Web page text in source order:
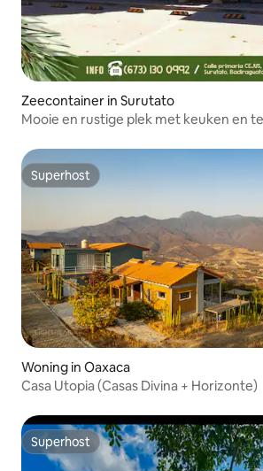
Zeecontainer in Surutato
Mooie en rustige plek met keuken en
Superhost
Superhost
Woning in Oaxaca
Casa Utopia (Casas Divina + Horizonte)
Superhost
Superhost